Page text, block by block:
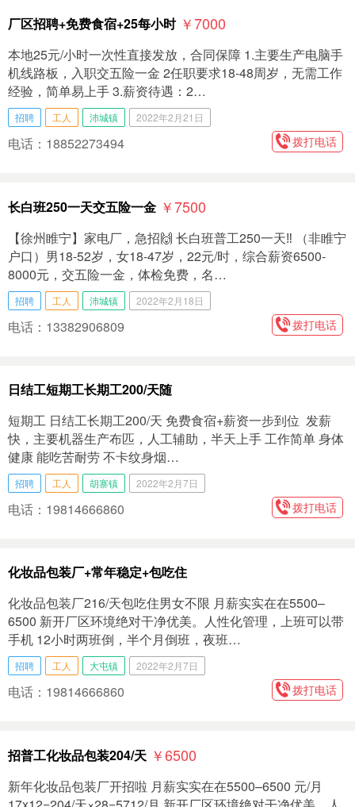
厂区招聘+免费食宿+25每小时 ￥7000
本地25元/小时一次性直接发放，合同保障 1.主要生产电脑手
机线路板，入职交五险一金 2任职要求18-48周岁，无需工作
经验，简单易上手 3.薪资待遇：2…
招聘 工人 沛城镇 2022年2月21日
电话：18852273494 拨打电话
长白班250一天交五险一金 ￥7500
【徐州睢宁】家电厂，急招🙌 长白班普工250一天‼️ （非睢宁
户口）男18-52岁，女18-47岁，22元/时，综合薪资6500-
8000元，交五险一金，体检免费，名…
招聘 工人 沛城镇 2022年2月18日
电话：13382906809 拨打电话
日结工短期工长期工200/天随
短期工 日结工长期工200/天 免费食宿+薪资一步到位 发薪
快，主要机器生产布匹，人工辅助，半天上手 工作简单 身体
健康 能吃苦耐劳 不卡纹身烟…
招聘 工人 胡寨镇 2022年2月7日
电话：19814666860 拨打电话
化妆品包装厂+常年稳定+包吃住
化妆品包装厂216/天包吃住男女不限 月薪实实在在5500–
6500 新开厂区环境绝对干净优美。人性化管理，上班可以带
手机 12小时两班倒，半个月倒班，夜班…
招聘 工人 大屯镇 2022年2月7日
电话：19814666860 拨打电话
招普工化妆品包装204/天 ￥6500
新年化妆品包装厂开招啦 月薪实实在在5500–6500 元/月